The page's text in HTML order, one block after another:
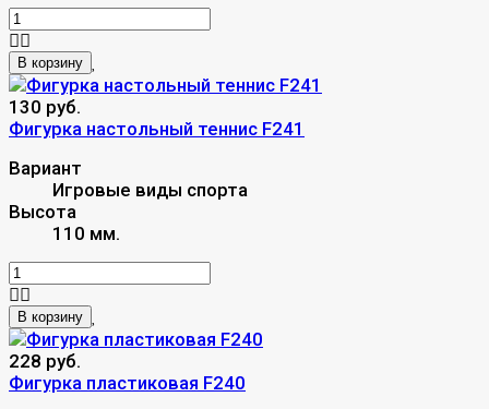
В корзину
130 руб.
Фигурка настольный теннис F241
Вариант
Игровые виды спорта
Высота
110 мм.
В корзину
228 руб.
Фигурка пластиковая F240